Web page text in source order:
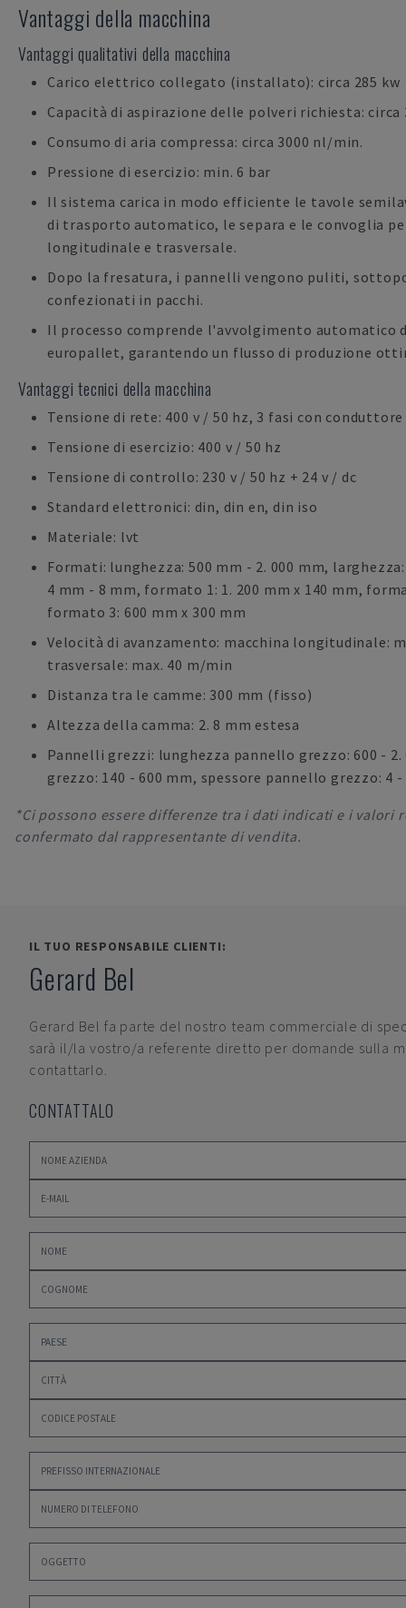
Vantaggi della macchina
Vantaggi qualitativi della macchina
Carico elettrico collegato (installato): circa 285 kw
Capacità di aspirazione delle polveri richiesta: circa
Consumo di aria compressa: circa 3000 nl/min.
Pressione di esercizio: min. 6 bar
Il sistema carica in modo efficiente le tavole
di trasporto automatico, le separa e le convoglia
longitudinale e trasversale.
Dopo la fresatura, i pannelli vengono puliti,
confezionati in pacchi.
Il processo comprende l'avvolgimento
europallet, garantendo un flusso di produzione
Vantaggi tecnici della macchina
Tensione di rete: 400 v / 50 hz, 3 fasi con
Tensione di esercizio: 400 v / 50 hz
Tensione di controllo: 230 v / 50 hz + 24 v / dc
Standard elettronici: din, din en, din iso
Materiale: lvt
Formati: lunghezza: 500 mm - 2. 000 mm,
4 mm - 8 mm, formato 1: 1. 200 mm x 140 mm,
formato 3: 600 mm x 300 mm
Velocità di avanzamento: macchina longitudinale:
trasversale: max. 40 m/min
Distanza tra le camme: 300 mm (fisso)
Altezza della camma: 2. 8 mm estesa
Pannelli grezzi: lunghezza pannello grezzo: 600 -
grezzo: 140 - 600 mm, spessore pannello grezzo: 4
*Ci possono essere differenze tra i dati indicati e i valori
confermato dal rappresentante di vendita.
IL TUO RESPONSABILE CLIENTI:
Gerard Bel
Gerard Bel fa parte del nostro team commerciale di
sarà il/la vostro/a referente diretto per domande sulla
contattarlo.
CONTATTALO